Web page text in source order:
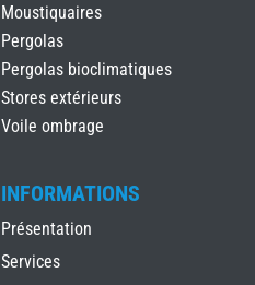
Moustiquaires
Pergolas
Pergolas bioclimatiques
Stores extérieurs
Voile ombrage
INFORMATIONS
Présentation
Services